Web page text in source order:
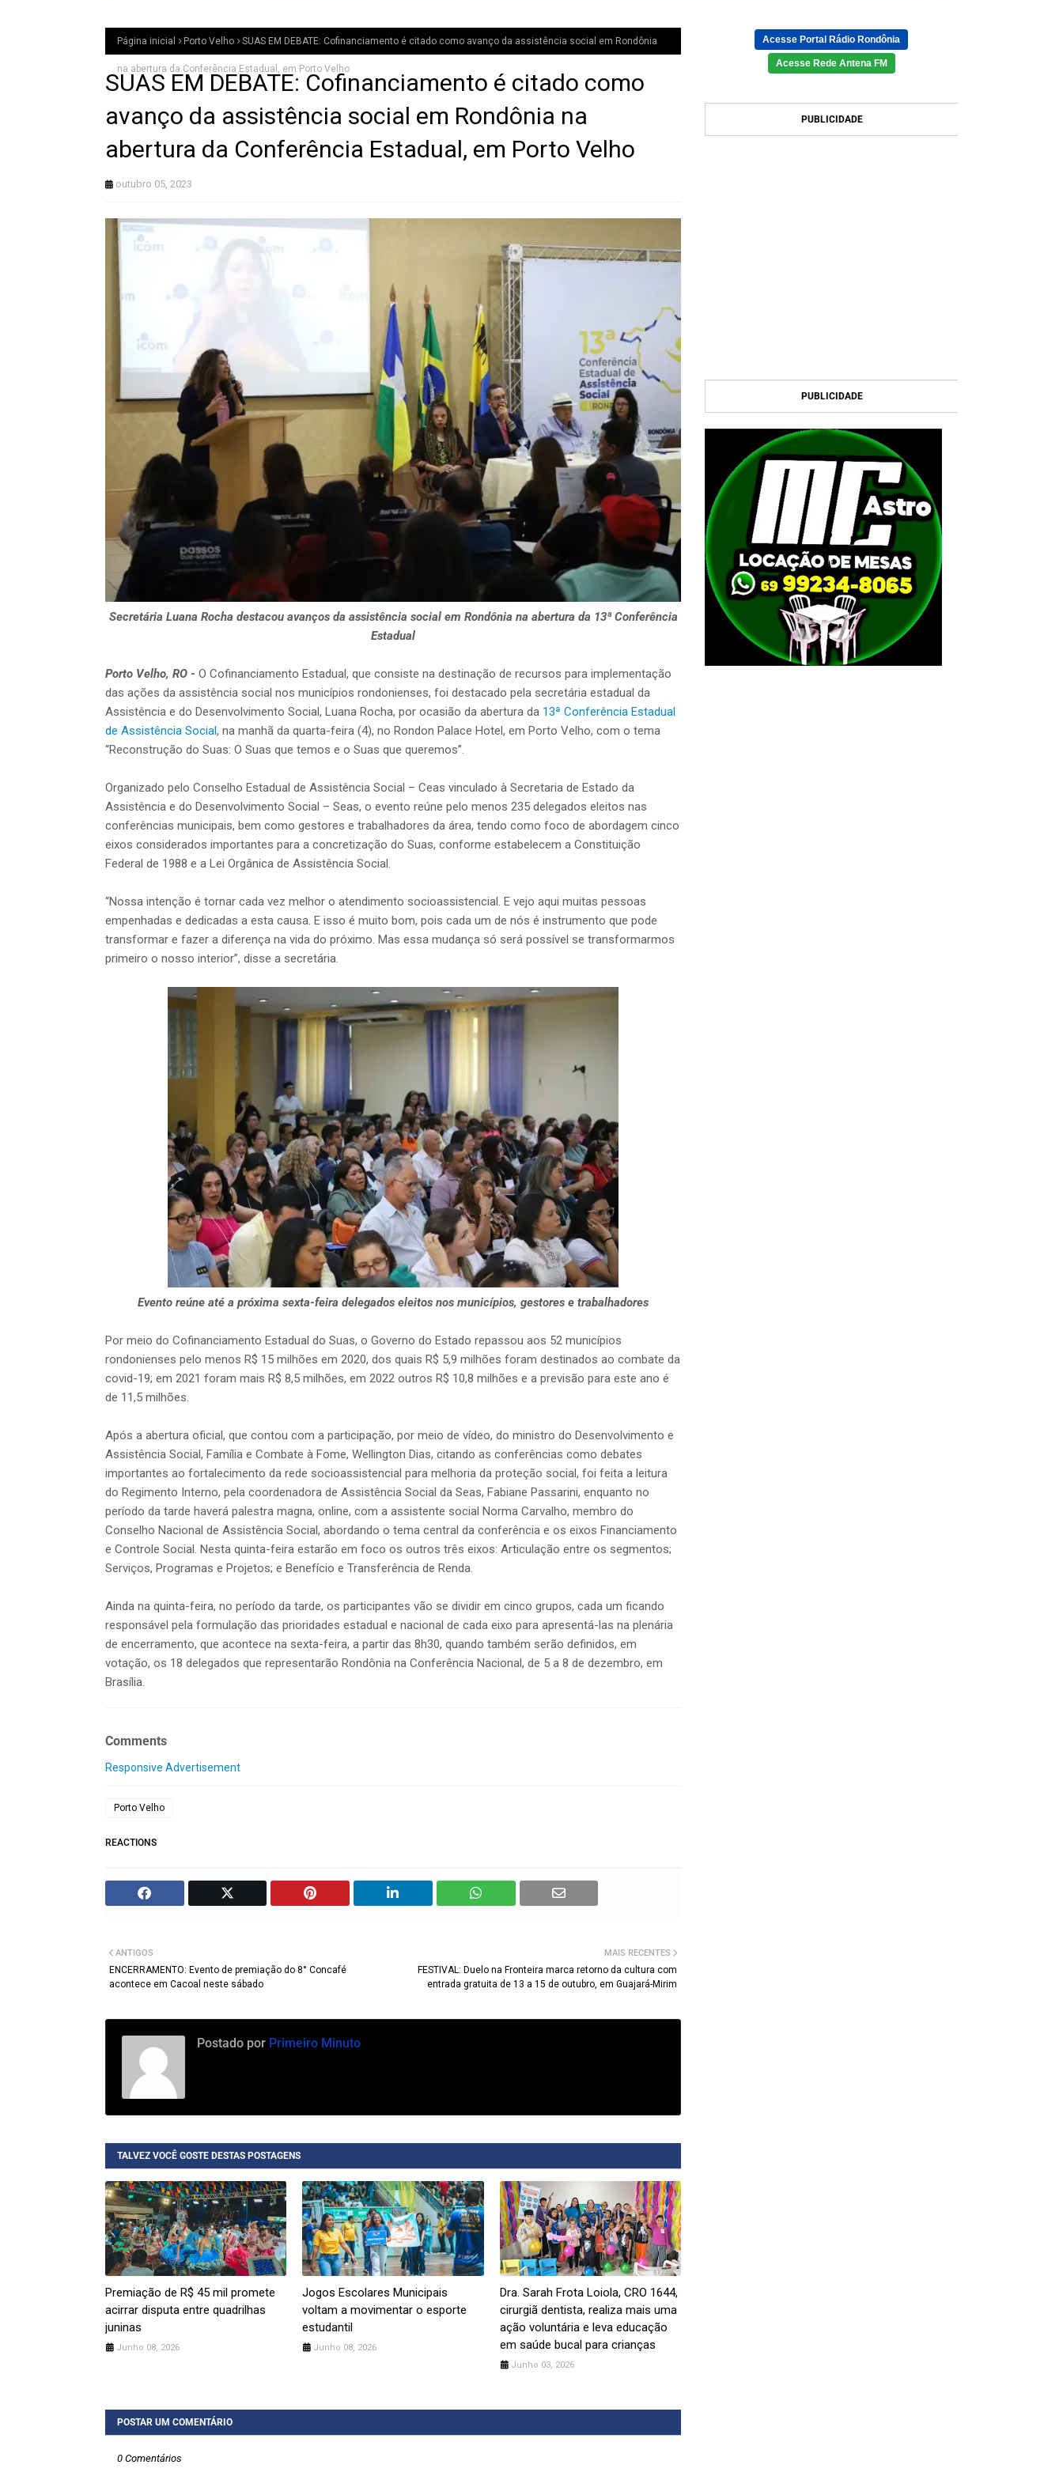
Página inicial Porto Velho SUAS EM DEBATE: Cofinanciamento é citado como avanço da assistência social em Rondônia
na abertura da Conferência Estadual, em Porto Velho
SUAS EM DEBATE: Cofinanciamento é citado como
avanço da assistência social em Rondônia na
abertura da Conferência Estadual, em Porto Velho
outubro 05, 2023
Secretária Luana Rocha destacou avanços da assistência social em Rondônia na abertura da 13ª Conferência
Estadual
Porto Velho, RO - O Cofinanciamento Estadual, que consiste na destinação de recursos para implementação
das ações da assistência social nos municípios rondonienses, foi destacado pela secretária estadual da
Assistência e do Desenvolvimento Social, Luana Rocha, por ocasião da abertura da 13ª Conferência Estadual
de Assistência Social, na manhã da quarta-feira (4), no Rondon Palace Hotel, em Porto Velho, com o tema
“Reconstrução do Suas: O Suas que temos e o Suas que queremos”.
Organizado pelo Conselho Estadual de Assistência Social – Ceas vinculado à Secretaria de Estado da
Assistência e do Desenvolvimento Social – Seas, o evento reúne pelo menos 235 delegados eleitos nas
conferências municipais, bem como gestores e trabalhadores da área, tendo como foco de abordagem cinco
eixos considerados importantes para a concretização do Suas, conforme estabelecem a Constituição
Federal de 1988 e a Lei Orgânica de Assistência Social.
“Nossa intenção é tornar cada vez melhor o atendimento socioassistencial. E vejo aqui muitas pessoas
empenhadas e dedicadas a esta causa. E isso é muito bom, pois cada um de nós é instrumento que pode
transformar e fazer a diferença na vida do próximo. Mas essa mudança só será possível se transformarmos
primeiro o nosso interior”, disse a secretária.
Evento reúne até a próxima sexta-feira delegados eleitos nos municípios, gestores e trabalhadores
Por meio do Cofinanciamento Estadual do Suas, o Governo do Estado repassou aos 52 municípios
rondonienses pelo menos R$ 15 milhões em 2020, dos quais R$ 5,9 milhões foram destinados ao combate da
covid-19; em 2021 foram mais R$ 8,5 milhões, em 2022 outros R$ 10,8 milhões e a previsão para este ano é
de 11,5 milhões.
Após a abertura oficial, que contou com a participação, por meio de vídeo, do ministro do Desenvolvimento e
Assistência Social, Família e Combate à Fome, Wellington Dias, citando as conferências como debates
importantes ao fortalecimento da rede socioassistencial para melhoria da proteção social, foi feita a leitura
do Regimento Interno, pela coordenadora de Assistência Social da Seas, Fabiane Passarini, enquanto no
período da tarde haverá palestra magna, online, com a assistente social Norma Carvalho, membro do
Conselho Nacional de Assistência Social, abordando o tema central da conferência e os eixos Financiamento
e Controle Social. Nesta quinta-feira estarão em foco os outros três eixos: Articulação entre os segmentos;
Serviços, Programas e Projetos; e Benefício e Transferência de Renda.
Ainda na quinta-feira, no período da tarde, os participantes vão se dividir em cinco grupos, cada um ficando
responsável pela formulação das prioridades estadual e nacional de cada eixo para apresentá-las na plenária
de encerramento, que acontece na sexta-feira, a partir das 8h30, quando também serão definidos, em
votação, os 18 delegados que representarão Rondônia na Conferência Nacional, de 5 a 8 de dezembro, em
Brasília.
Comments
Responsive Advertisement
Porto Velho
REACTIONS
MAIS RECENTES
FESTIVAL: Duelo na Fronteira marca retorno da cultura com
entrada gratuita de 13 a 15 de outubro, em Guajará-Mirim
ANTIGOS
ENCERRAMENTO: Evento de premiação do 8° Concafé
acontece em Cacoal neste sábado
Postado por Primeiro Minuto
TALVEZ VOCÊ GOSTE DESTAS POSTAGENS
Premiação de R$ 45 mil promete
acirrar disputa entre quadrilhas
juninas
Junho 08, 2026
Jogos Escolares Municipais
voltam a movimentar o esporte
estudantil
Junho 08, 2026
Dra. Sarah Frota Loiola, CRO 1644,
cirurgiã dentista, realiza mais uma
ação voluntária e leva educação
em saúde bucal para crianças
Junho 03, 2026
POSTAR UM COMENTÁRIO
0 Comentários
Acesse Portal Rádio Rondônia
Acesse Rede Antena FM
PUBLICIDADE
PUBLICIDADE